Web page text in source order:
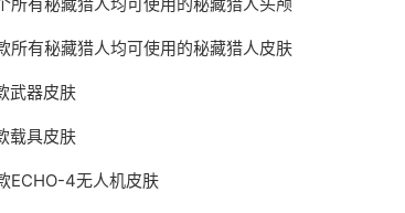
所有秘藏猎人均可使用的秘藏猎人皮肤
武器皮肤
载具皮肤
ECHO-4无人机皮肤